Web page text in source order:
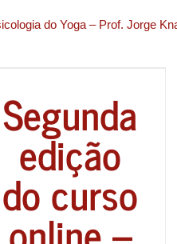
Segunda
edição
do curso